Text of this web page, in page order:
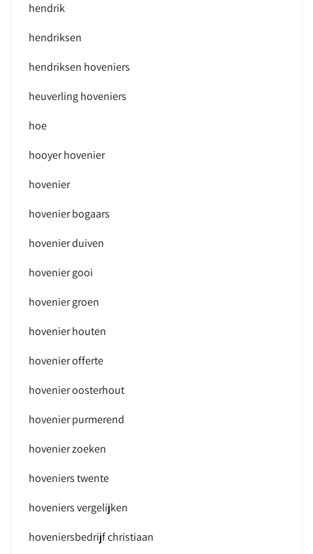
hendrik
hendriksen
hendriksen hoveniers
heuverling hoveniers
hoe
hooyer hovenier
hovenier
hovenier bogaars
hovenier duiven
hovenier gooi
hovenier groen
hovenier houten
hovenier offerte
hovenier oosterhout
hovenier purmerend
hovenier zoeken
hoveniers twente
hoveniers vergelijken
hoveniersbedrijf christiaan